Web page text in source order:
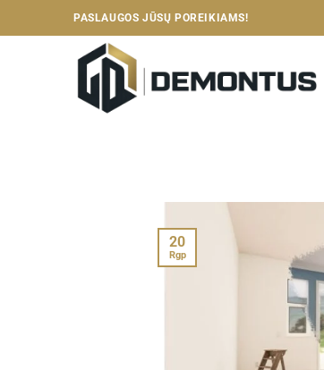
to
PASLAUGOS JŪSŲ POREIKIAMS!
20
Rgp